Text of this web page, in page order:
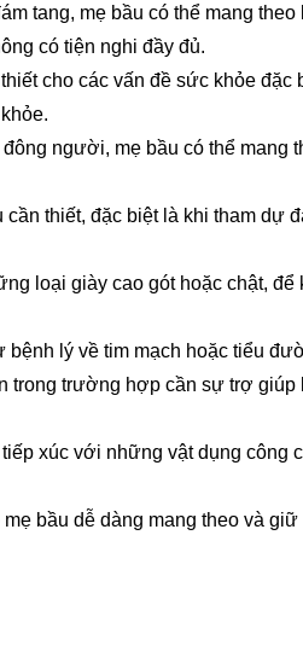
tang, mẹ bầu có thể mang theo
có tiện nghi đầy đủ.
cho các vấn đề sức khỏe đặc
người, mẹ bầu có thể mang
thiết, đặc biệt là khi tham dự
loại giày cao gót hoặc chật, để
bệnh lý về tim mạch hoặc tiểu
trong trường hợp cần sự trợ giúp
xúc với những vật dụng công
bầu dễ dàng mang theo và